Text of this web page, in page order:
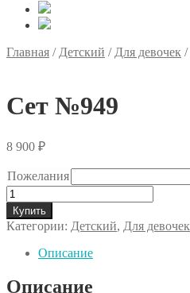
Главная /Детский /Для девочек /
Сет №949
8 900 ₽
Пожелания
Количество
товара
Сет
№949
Купить
Категории: Детский, Для девочек
Описание
Описание